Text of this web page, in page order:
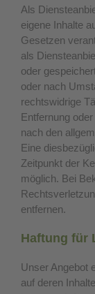
Als
eigene Inhalte
Gesetzen
als
oder
oder nach
rechtswidrige
Entfernung
nach den
Eine
Zeitpunkt der
möglich. Bei
entfernen.
Haftung für
Unser Angebot
auf deren